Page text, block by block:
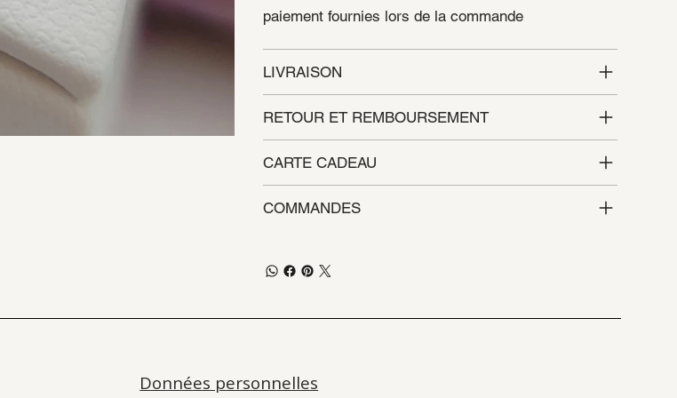
paiement fournies lors de la commande
LIVRAISON
RETOUR ET REMBOURSEMENT
CARTE CADEAU
COMMANDES
Données personnelles